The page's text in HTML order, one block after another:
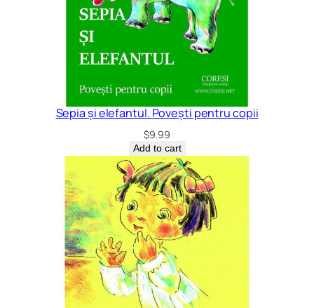
Sepia și elefantul. Povești pentru copii
$9.99
Add to cart